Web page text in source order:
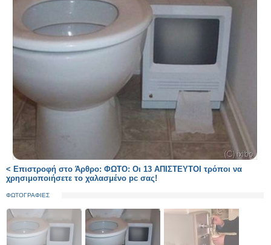
< Επιστροφή στο Άρθρο: ΦΩΤΟ: Οι 13 ΑΠΙΣΤΕΥΤΟΙ τρόποι να
χρησιμοποιήσετε το χαλασμένο pc σας!
ΦΩΤΟΓΡΑΦΙΕΣ